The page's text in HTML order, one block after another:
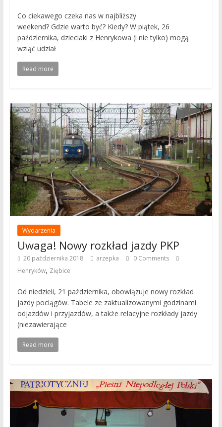
Co ciekawego czeka nas w najbliższy
weekend? Gdzie warto być? Kiedy? W piątek, 26
października, dzieciaki z Henrykowa (i nie tylko) mogą
wziąć udział
Read more
Wydarzenia
Uwaga! Nowy rozkład jazdy PKP
20 października 2018 arzepka
0 Comments
Henryków, Ziębice
Od niedzieli, 21 października, obowiązuje nowy rozkład
jazdy pociągów. Tabele ze zaktualizowanymi godzinami
odjazdów i przyjazdów, a także relacyjne rozkłady jazdy
(niezawierające
Read more